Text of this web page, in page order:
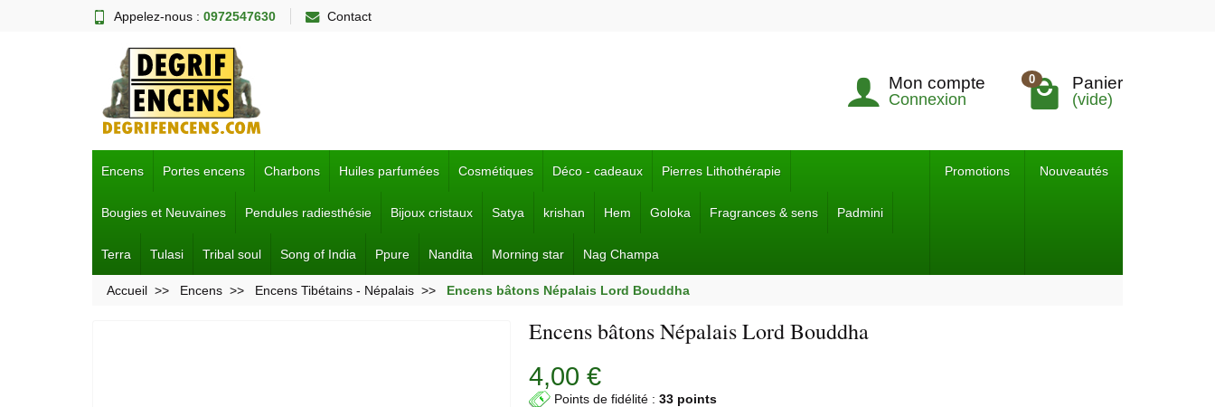
Appelez-nous : 0972547630 Contact
Mon compte
Connexion
0 Panier
(vide)
Encens Portes encens Charbons Huiles parfumées Cosmétiques Déco - cadeaux Pierres Lithothérapie
Bougies et Neuvaines Pendules radiesthésie Bijoux cristaux Satya krishan Hem Goloka Fragrances & sens Padmini
Terra Tulasi Tribal soul Song of India Ppure Nandita Morning star Nag Champa
Promotions Nouveautés
Accueil Encens Encens Tibétains - Népalais Encens bâtons Népalais Lord Bouddha
Encens bâtons Népalais Lord Bouddha
4,00 €
Points de fidélité :33 points